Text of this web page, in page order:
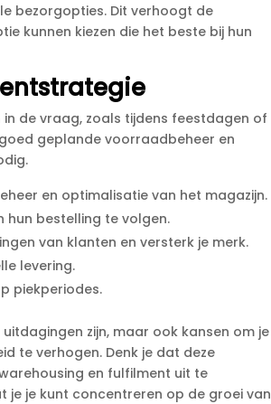
bezorgopties.​ Dit verhoogt de
kunnen kiezen die het beste bij hun
de vraag, zoals tijdens feestdagen of
geplande voorraadbeheer en
en optimalisatie van het magazijn.​
hun bestelling te volgen.​
van klanten en versterk je merk.​
levering.​
piekperiodes.​
zijn, maar ook kansen om je
te verhogen.​ Denk je dat deze
en fulfilment uit te
je je kunt concentreren op de groei van